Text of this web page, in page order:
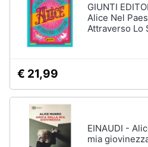
GIUNTI
Alice Nel
Attraverso Lo
€ 21,99
EINAUDI -
mia